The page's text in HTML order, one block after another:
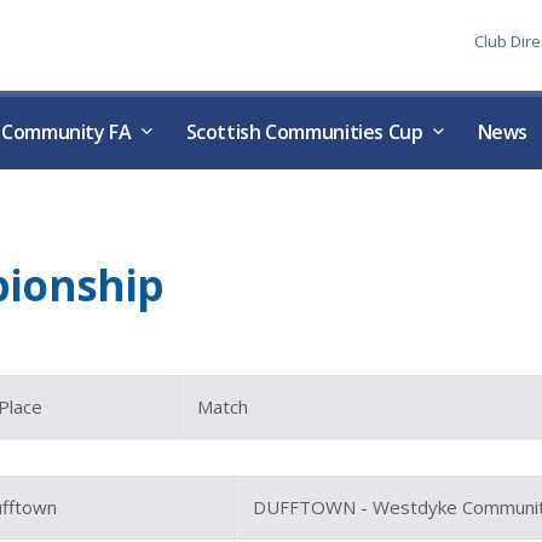
FA Scottish Communities Cup News
Club
Match
DUFFTOWN - Westdyke